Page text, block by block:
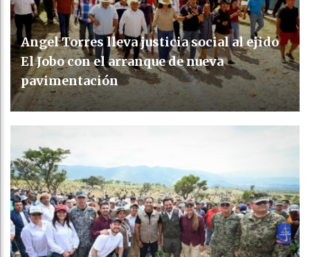
Angel Torres lleva justicia social al ejido
El Jobo con el arranque de nueva
pavimentación